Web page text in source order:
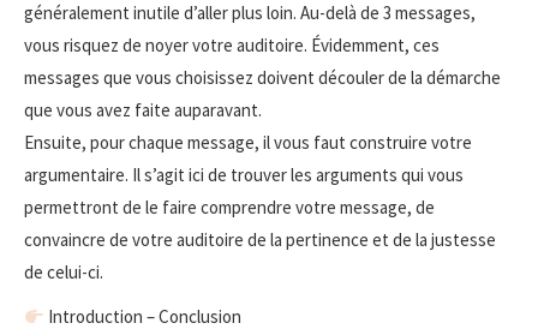
généralement inutile d’aller plus loin. Au-delà de 3 messages,
vous risquez de noyer votre auditoire. Évidemment, ces
messages que vous choisissez doivent découler de la démarche
que vous avez faite auparavant.
Ensuite, pour chaque message, il vous faut construire votre
argumentaire. Il s’agit ici de trouver les arguments qui vous
permettront de le faire comprendre votre message, de
convaincre de votre auditoire de la pertinence et de la justesse
de celui-ci.
Introduction – Conclusion